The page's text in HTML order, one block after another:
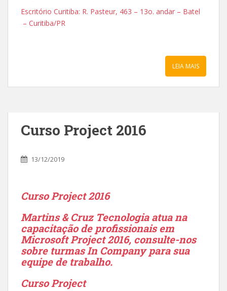
Escritório Curitiba: R. Pasteur, 463 – 13o. andar – Batel
– Curitiba/PR
LEIA MAIS
Curso Project 2016
13/12/2019
Curso Project 2016
Martins & Cruz Tecnologia atua na
capacitação de profissionais em
Microsoft Project 2016, consulte-nos
sobre turmas In Company para sua
equipe de trabalho.
Curso Project